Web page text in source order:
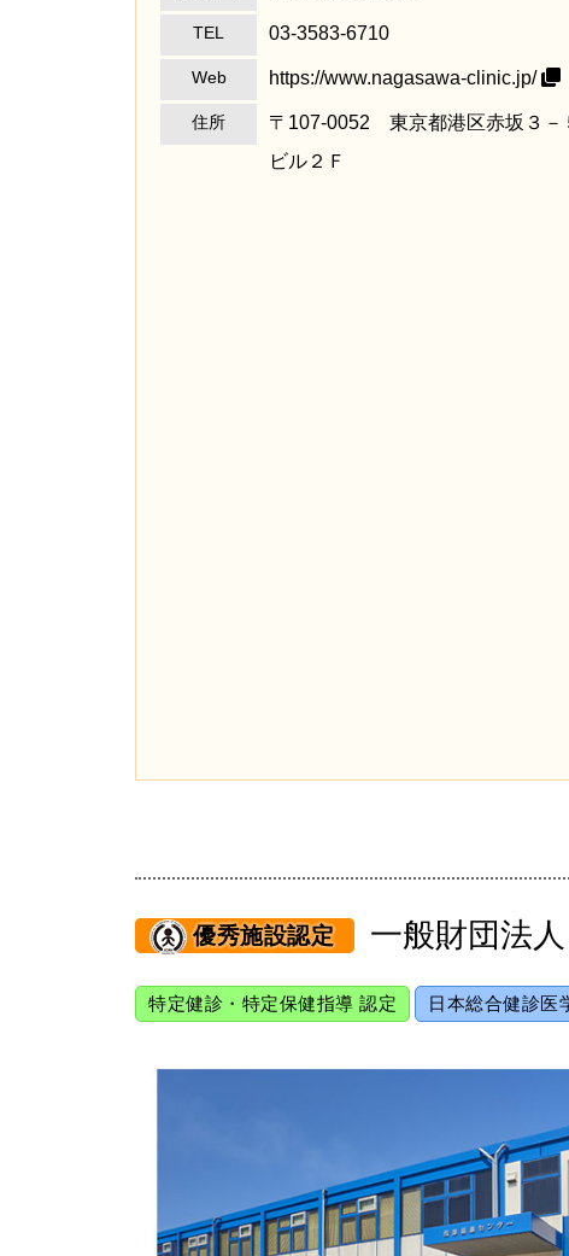
TEL 03-3583-6710
Web https://www.nagasawa-clinic.jp/
住所
〒107-0052 東京都港区赤坂３－
ビル２Ｆ
優秀施設認定 一般財団法
特定健診・特定保健指導 認定 日本総合健診医